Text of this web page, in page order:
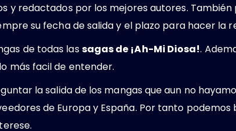
y redactados por los mejores autores.
su fecha de salida y el plazo para hacer la
de todas lassagas de ¡Ah-Mi Diosa!.
más facil de entender.
la salida de los mangas que aun no
de Europa y España. Por tanto